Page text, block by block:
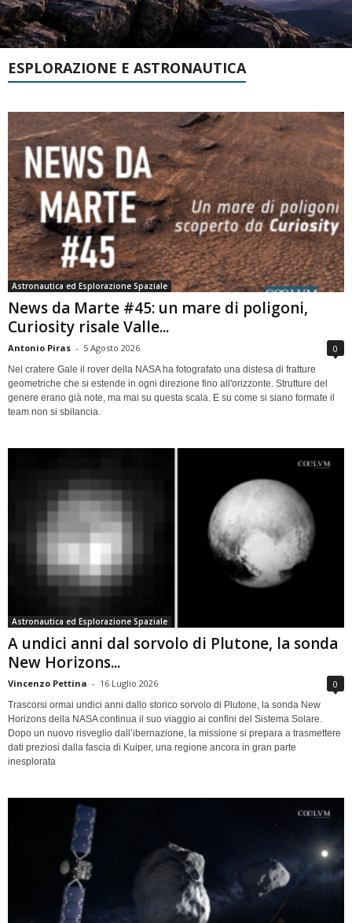
ESPLORAZIONE E ASTRONAUTICA
Astronautica ed Esplorazione Spaziale
News da Marte #45: un mare di poligoni,
Curiosity risale Valle...
Antonio Piras - 5 Agosto 2026 0
Nel cratere Gale il rover della NASA ha fotografato una distesa di fratture
geometriche che si estende in ogni direzione fino all'orizzonte. Strutture del
genere erano già note, ma mai su questa scala. E su come si siano formate il
team non si sbilancia.
Astronautica ed Esplorazione Spaziale
A undici anni dal sorvolo di Plutone, la sonda
New Horizons...
Vincenzo Pettina - 16 Luglio 2026 0
Trascorsi ormai undici anni dallo storico sorvolo di Plutone, la sonda New
Horizons della NASA continua il suo viaggio ai confini del Sistema Solare.
Dopo un nuovo risveglio dall’ibernazione, la missione si prepara a trasmettere
dati preziosi dalla fascia di Kuiper, una regione ancora in gran parte
inesplorata